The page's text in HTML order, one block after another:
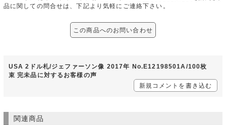
品に関しての問合せは、下記より気軽にご連絡下さい。
この商品へのお問い合わせ
USA 2ドル札/ジェファーソン像 2017年 No.E12198501A/100枚
束 完未品に対するお客様の声
新規コメントを書き込む
関連商品